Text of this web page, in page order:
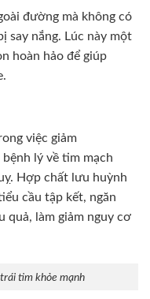
đường mà không có
say nắng. Lúc này một
hoàn hảo để giúp
việc giảm
lý về tim mạch
Hợp chất lưu huỳnh
cầu tập kết, ngăn
quả, làm giảm nguy cơ
tim khỏe mạnh